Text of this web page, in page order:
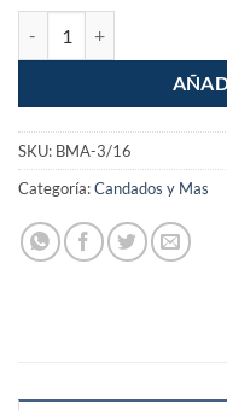
SKU: BMA-3/16
Categoría:Candados y Mas